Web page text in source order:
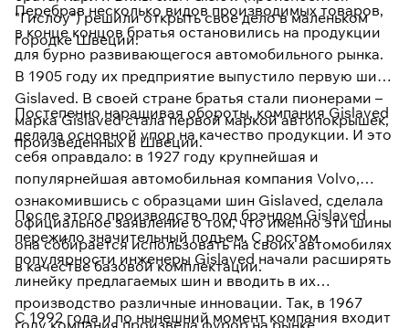
"Гислоу") решили открыть свое дело в маленьком
городке Швеции.
Перебрав несколько видов производимых товаров,
в конце концов братья остановились на продукции
для бурно развивающегося автомобильного рынка.
В 1905 году их предприятие выпустило первую шину
Gislaved. В своей стране братья стали пионерами –
марка Gislaved стала первой маркой автопокрышек,
произведенных в Швеции.
Постепенно наращивая обороты, компания Gislaved
делала основной упор на качество продукции. И это
себя оправдало: в 1927 году крупнейшая и
популярнейшая автомобильная компания Volvo,
ознакомившись с образцами шин Gislaved, сделала
официальное заявление о том, что именно эти шины
она собирается использовать на своих автомобилях
в качестве базовой комплектации.
После этого производство под брэндом Gislaved
пережило значительный подъем. С ростом
популярности инженеры Gislaved начали расширять
линейку предлагаемых шин и вводить в их
производство различные инновации. Так, в 1967
году компания произвела фурор на рынке
С 1992 года и по нынешний момент компания входит